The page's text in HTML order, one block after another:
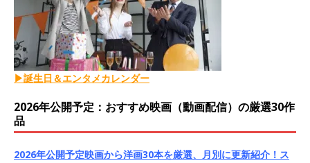
▶誕生日＆エンタメカレンダー
2026年公開予定：おすすめ映画（動画配信）の厳選30作
品
2026年公開予定映画から洋画30本を厳選、月別に更新紹介！ス